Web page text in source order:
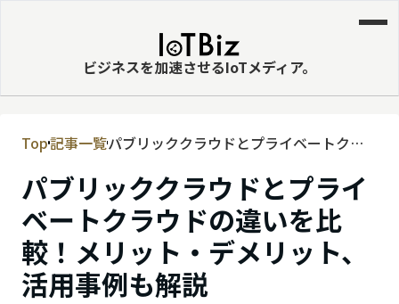
ビジネスを加速させるIoTメディア。
MVNE
エッジ
LPWA
DaaS
IaaS
Top記事一覧パブリッククラウドとプライベートクラ
ト、活用事例も解説
パブリッククラウドとプライ
ベートクラウドの違いを比
較！メリット・デメリット、
活用事例も解説